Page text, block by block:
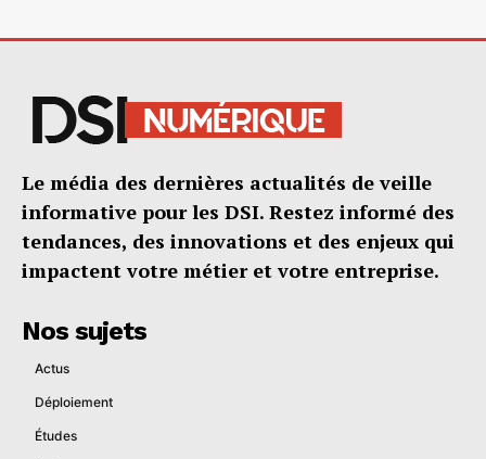
Le média des dernières actualités de veille
informative pour les DSI. Restez informé des
tendances, des innovations et des enjeux qui
impactent votre métier et votre entreprise.
Nos sujets
Actus
Déploiement
Études